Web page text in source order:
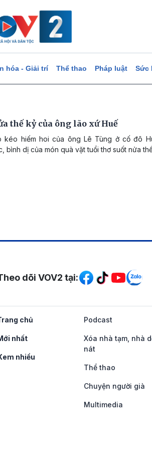
hóa - Giải trí Thể thao Pháp luật Sức
thế kỷ của ông lão xứ Huế
kéo hiếm hoi của ông Lê Tùng ở cố đô
bình dị của món quà vặt tuổi thơ suốt nửa
Mạng xã hội
dõi VOV2 tại:
chủ
nhất
nhiều
Podcast
Xóa nhà tạm, nhà
nát
Thể thao
Chuyện người già
Multimedia